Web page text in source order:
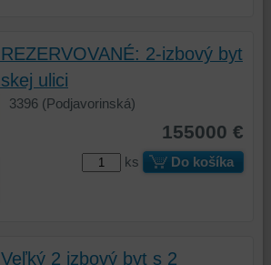
2-izbový byt
ulici
3396 (Podjavorinská)
155000 €
ks Do košíka
2 izbový byt s 2